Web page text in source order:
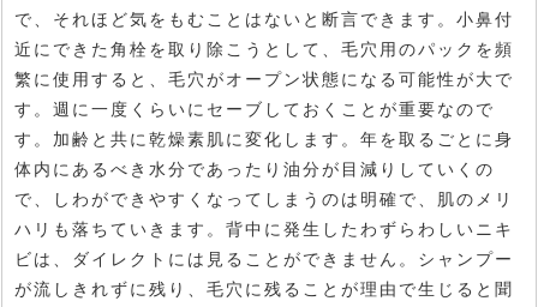
で、それほど気をもむことはないと断言できます。小鼻付
近にできた角栓を取り除こうとして、毛穴用のパックを頻
繁に使用すると、毛穴がオープン状態になる可能性が大で
す。週に一度くらいにセーブしておくことが重要なので
す。加齢と共に乾燥素肌に変化します。年を取るごとに身
体内にあるべき水分であったり油分が目減りしていくの
で、しわができやすくなってしまうのは明確で、肌のメリ
ハリも落ちていきます。背中に発生したわずらわしいニキ
ビは、ダイレクトには見ることができません。シャンプー
が流しきれずに残り、毛穴に残ることが理由で生じると聞